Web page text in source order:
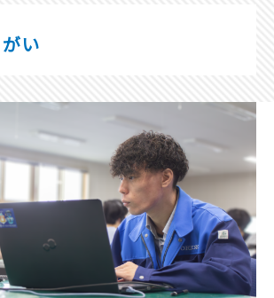
い